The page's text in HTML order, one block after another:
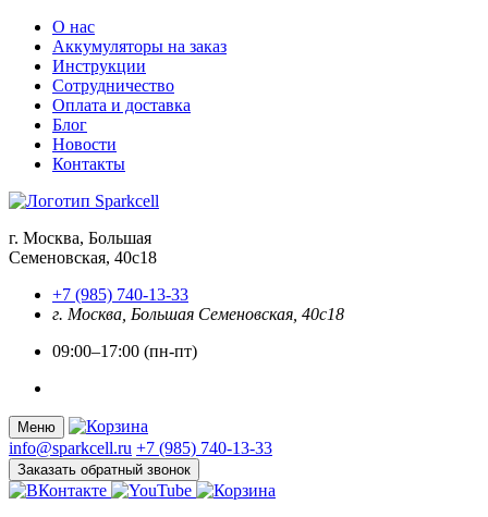
О нас
Аккумуляторы на заказ
Инструкции
Сотрудничество
Оплата и доставка
Блог
Новости
Контакты
г. Москва, Большая
Семеновская, 40с18
+7 (985) 740-13-33
г. Москва, Большая Семеновская, 40с18
09:00–17:00 (пн-пт)
Меню
info@sparkcell.ru +7 (985) 740-13-33
Заказать обратный звонок